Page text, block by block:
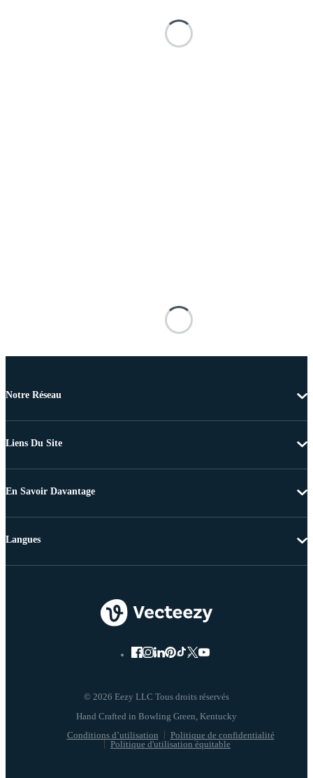
Notre Réseau
Liens Du Site
En Savoir Davantage
© 2026 Eezy LLC Tous droits réservés
Conditions d’utilisation
Politique de confidentialité
Politique d'utilisation équitable
Langues